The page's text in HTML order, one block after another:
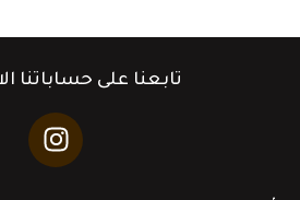
تابعنا على حساباتنا